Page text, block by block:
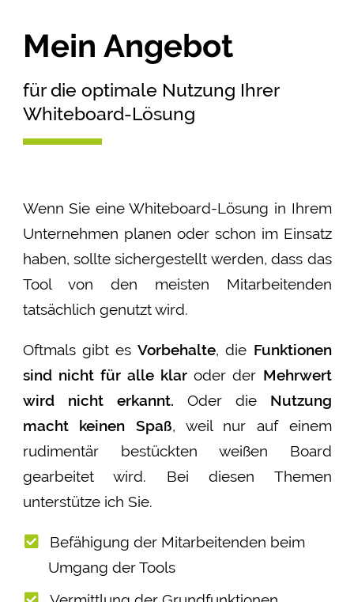
Mein Angebot
für die optimale Nutzung Ihrer
Whiteboard-Lösung
Wenn Sie eine Whiteboard-Lösung in Ihrem
Unternehmen planen oder schon im Einsatz
haben, sollte sichergestellt werden, dass das
Tool von den meisten Mitarbeitenden
tatsächlich genutzt wird.
Oftmals gibt esVorbehalte, die Funktionen
sind nicht für alle klar oder der Mehrwert
wird nicht erkannt. Oder die Nutzung
macht keinen Spaß, weil nur auf einem
rudimentär bestückten weißen Board
gearbeitet wird. Bei diesen Themen
unterstütze ich Sie.
Befähigung der Mitarbeitenden beim
Umgang der Tools